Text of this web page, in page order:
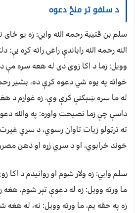
د سلفو تر منځ دعوه
سلم بن قتيبة رحمه الله وایي: زه یو
الله رحمه الله راباندې راغی راته کړه
وویل: زما د اکا زوی دی له هعه سره مې
خواته په یوه شي دعوه کړې ده، بشیر
له ما سره ښېګڼې کړې وې، زه غواړم د
داسې چې زما نصیحت واوره: په والله
ته ترټولو زیات تاوان رسوي، د سړي
خوند خرابوي، او د سړي زړه او ذهن
سلم وایي: زه ولاړ شوم او روانیدم د اکا
ما ورته وویل: زه له دعوې تېر شوم،
زه په حقه یم، ما ورته وویل: نه، له هغه